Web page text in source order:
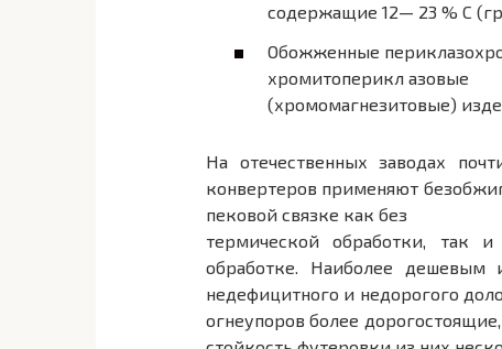
содержащие 12— 23 % С
Обожженные
хромитоперикл азовые
(хромомагнезитовые)
На отечественных заводах
конвертеров применяют
пековой связке как без
термической обработки, так и
обработке. Наиболее дешевым
недефицитного и недорогого
огнеупоров более